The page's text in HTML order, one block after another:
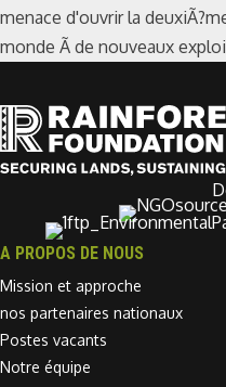
menace d'ouvrir la
monde Ã de nouveaux
A PROPOS DE NOUS
Mission et approche
nos partenaires nationaux
Postes vacants
Notre équipe